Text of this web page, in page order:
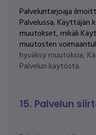
Palveluntarjoaja
Palvelussa. Käyttäjän
muutokset, mikäli
muutosten
hyväksy muutoksia,
Palvelun käytöstä.
15. Palvelun